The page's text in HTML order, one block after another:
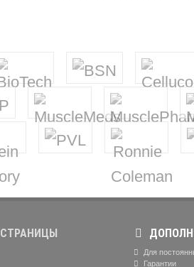
СТРАНИЦЫ
Для
Гарантии